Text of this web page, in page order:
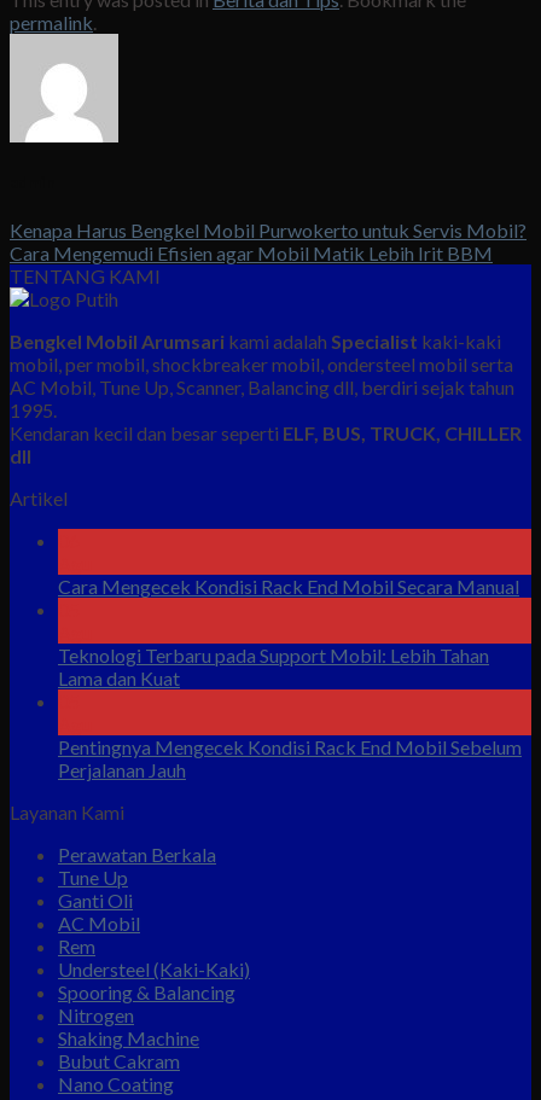
permalink.
Kenapa Harus Bengkel Mobil Purwokerto untuk Servis Mobil?
Cara Mengemudi Efisien agar Mobil Matik Lebih Irit BBM
TENTANG KAMI
Bengkel Mobil Arumsari kami adalah Specialist kaki-kaki
mobil, per mobil, shockbreaker mobil, ondersteel mobil serta
AC Mobil, Tune Up, Scanner, Balancing dll, berdiri sejak tahun
1995.
Kendaran kecil dan besar seperti ELF, BUS, TRUCK, CHILLER
dll
Artikel
Cara Mengecek Kondisi Rack End Mobil Secara Manual
Teknologi Terbaru pada Support Mobil: Lebih Tahan
Lama dan Kuat
Pentingnya Mengecek Kondisi Rack End Mobil Sebelum
Perjalanan Jauh
Layanan Kami
Perawatan Berkala
Tune Up
Ganti Oli
AC Mobil
Rem
Understeel (Kaki-Kaki)
Spooring & Balancing
Nitrogen
Shaking Machine
Bubut Cakram
Nano Coating